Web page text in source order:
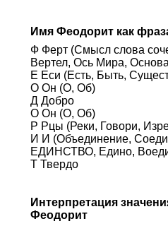
Имя Феодорит как
Ф Ферт (Смысл слова
Вертел, Ось Мира,
Е Еси (Есть, Быть,
О Он (О, Об)
Д Добро
О Он (О, Об)
Р Рцы (Реки, Говори,
И И (Объединение,
ЕДИНСТВО, Едино,
Т Твердо
Интерпретация
Феодорит